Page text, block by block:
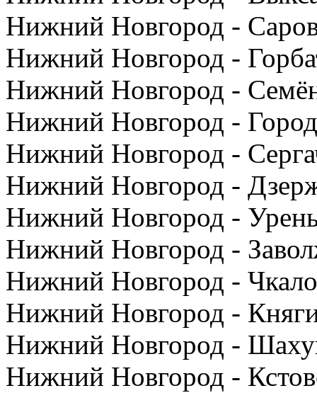
Нижний Новгород -
Нижний Новгород -
Нижний Новгород -
Нижний Новгород -
Нижний Новгород -
Нижний Новгород -
Нижний Новгород -
Нижний Новгород -
Нижний Новгород -
Нижний Новгород -
Нижний Новгород -
Нижний Новгород -